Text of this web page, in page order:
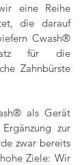
eine Reihe
die darauf
Cwash®
für die
Zahnbürste
als Gerät
zur
zwar bereits
Ziele: Wir